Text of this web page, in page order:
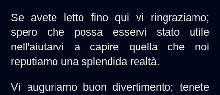
Se avete letto fino qui vi ringraziamo;
spero che possa esservi stato utile
nell'aiutarvi a capire quella che noi
reputiamo una splendida realtà.
Vi auguriamo buon divertimento; tenete